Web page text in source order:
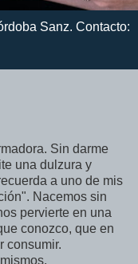
Sanz. Contacto:
Sin darme
una dulzura y
a uno de mis
Nacemos sin
pervierte en una
conozco, que en
consumir.